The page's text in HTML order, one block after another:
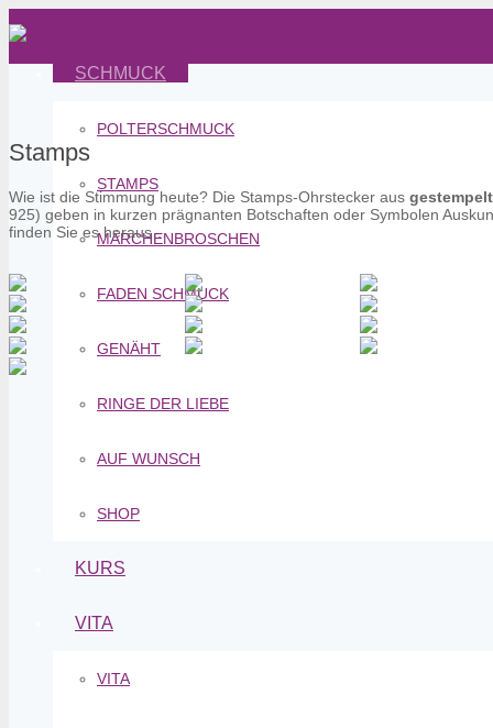
SCHMUCK
POLTERSCHMUCK
STAMPS
MÄRCHENBROSCHEN
FADEN SCHMUCK
GENÄHT
RINGE DER LIEBE
AUF WUNSCH
SHOP
KURS
VITA
VITA
Stamps
Wie ist die Stimmung heute? Die Stamps-Ohrstecker aus
925) geben in kurzen prägnanten Botschaften oder Symbolen
finden Sie es heraus…